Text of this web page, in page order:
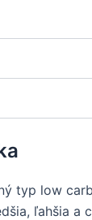
typ low
ľahšia a